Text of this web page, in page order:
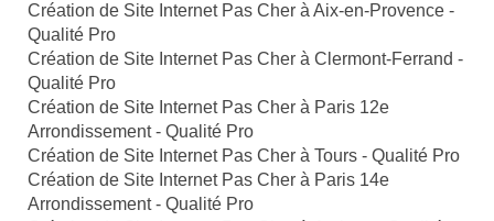
Création de Site Internet Pas Cher à Aix-en-Provence -
Qualité Pro
Création de Site Internet Pas Cher à Clermont-Ferrand -
Qualité Pro
Création de Site Internet Pas Cher à Paris 12e
Arrondissement - Qualité Pro
Création de Site Internet Pas Cher à Tours - Qualité Pro
Création de Site Internet Pas Cher à Paris 14e
Arrondissement - Qualité Pro